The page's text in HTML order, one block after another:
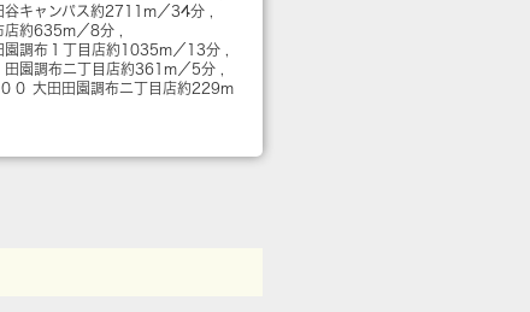
キャンパス約2711m／34分
店約635m／8分
園調布１丁目店約1035m／13分
田園調布二丁目店約361m／5分
０ 大田田園調布二丁目店約229m